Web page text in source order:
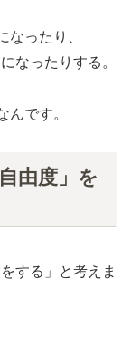
なったり、
なったりする。
んです。
由度」を
する」と考えま